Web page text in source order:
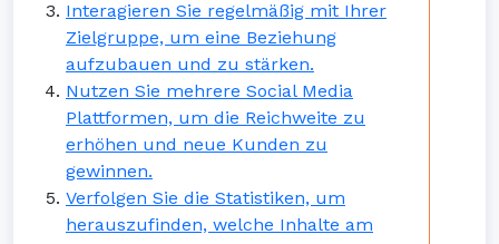
Interagieren Sie regelmäßig mit Ihrer
Zielgruppe, um eine Beziehung
aufzubauen und zu stärken.
Nutzen Sie mehrere Social Media
Plattformen, um die Reichweite zu
erhöhen und neue Kunden zu
gewinnen.
Verfolgen Sie die Statistiken, um
herauszufinden, welche Inhalte am